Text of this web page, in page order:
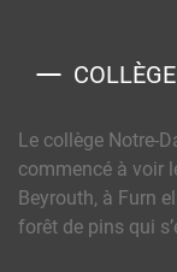
Le collège Notre-
commencé à voir
Beyrouth, à Furn
forêt de pins qui